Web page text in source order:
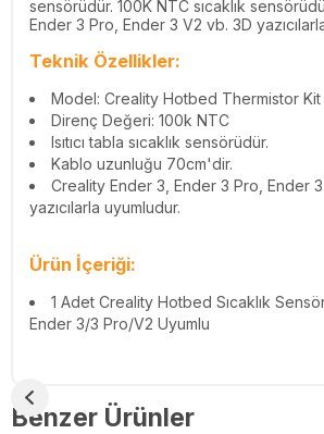
sensörüdür. 100K NTC sıcaklık
Ender 3 Pro, Ender 3 V2 vb. 3D
Teknik Özellikler:
Model: Creality Hotbed Thermistor Kit
Direnç Değeri: 100k NTC
Isıtıcı tabla sıcaklık sensörüdür.
Kablo uzunluğu 70cm'dir.
Creality Ender 3, Ender 3 Pro, Ender
yazıcılarla uyumludur.
Ürün İçeriği:
1 Adet Creality Hotbed Sıcaklık
Ender 3/3 Pro/V2 Uyumlu
Benzer Ürünler